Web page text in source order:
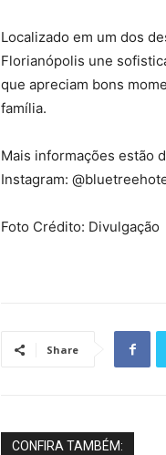
Localizado em um dos
Florianópolis une
que apreciam bons
família.
Mais informações estão
Instagram:
Foto Crédito: Divulgação
Share
CONFIRA TAMBÉM: